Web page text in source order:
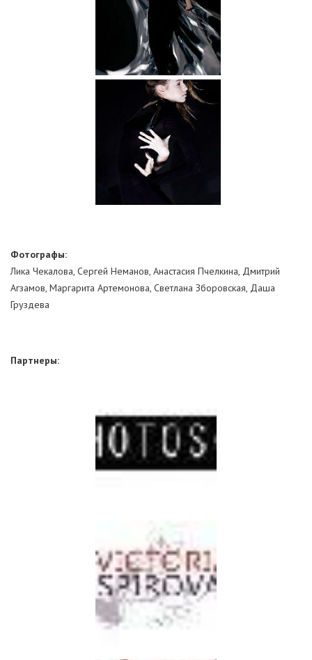
Фотографы:
Лика Чекалова, Сергей Неманов, Анастасия Пчелкина, Дмитрий
Агзамов, Маргарита Артемонова, Светлана Зборовская, Даша
Груздева
Партнеры: